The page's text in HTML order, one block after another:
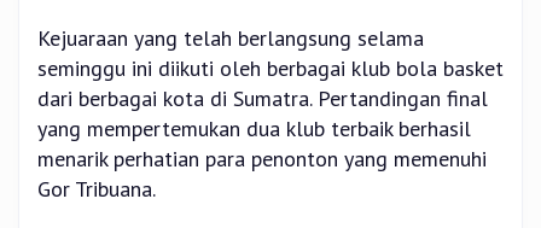
Kejuaraan yang telah berlangsung selama
seminggu ini diikuti oleh berbagai klub bola basket
dari berbagai kota di Sumatra. Pertandingan final
yang mempertemukan dua klub terbaik berhasil
menarik perhatian para penonton yang memenuhi
Gor Tribuana.